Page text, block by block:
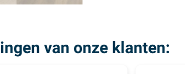
van onze klanten: